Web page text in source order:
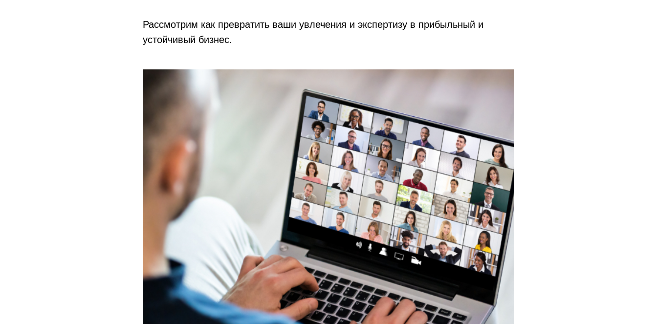
Рассмотрим как превратить ваши увлечения и экспертизу в прибыльный и
устойчивый бизнес.